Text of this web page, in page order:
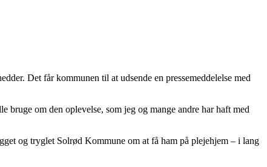
Det får kommunen til at udsende en pressemeddelelse med
om den oplevelse, som jeg og mange andre har haft med
og tryglet Solrød Kommune om at få ham på plejehjem – i lang